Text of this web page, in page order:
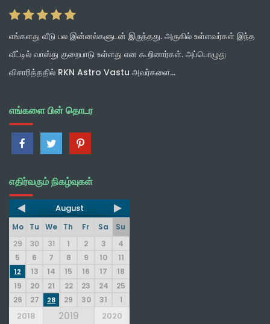
எங்களது வீடு பல இன்னல்களுடன் இருந்தது. அருகில் உள்ளவர்கள் இந்த
வீட்டில் வாஸ்து குறைபாடு உள்ளது என கூறினார்கள். அப்பொழுது
விசாரித்ததில் RKN Astro Vastu அவர்களை...
எங்களை பின் தொடர
எதிர்வரும் நிகழ்வுகள்
August
Mo Tu We Th Fr Sa
Su
29
30 31 1 2 3
4
5
6 7 8 9 10 11
12 13 14 15 16 17
18
19
20 21 22 23 24
25
26
27 28 29 30 31 1
2018 2019 2020